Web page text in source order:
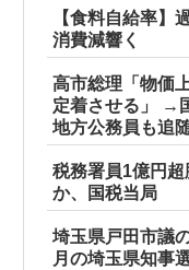
で4回目
【食料自給率
消費減響く
高市総理「物価
定着させる」 →
地方公務員も追
税務署員1億円
か、国税当局
埼玉県戸田市議
月の埼玉県知事